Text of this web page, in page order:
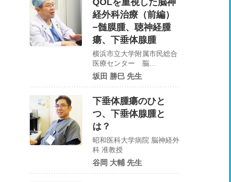
QOLを重視した脳神
経外科治療（前編）
−髄膜腫、聴神経腫
瘍、下垂体腺腫
横浜市立大学附属市民総合
医療センター 脳...
坂田 勝巳 先生
下垂体腫瘍のひと
つ、下垂体腺腫と
は？
昭和医科大学病院 脳神経外
科 准教授
谷岡 大輔 先生